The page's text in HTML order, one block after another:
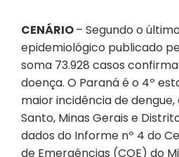
CENÁRIO– Segundo o
epidemiológico publicado
soma 73.928 casos
doença. O Paraná é o 4º
maior incidência de
Santo, Minas Gerais e
dados do Informe nº 4 do
de Emergências (COE) do